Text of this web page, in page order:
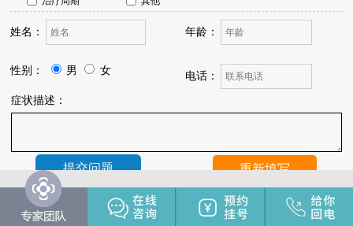
姓名： 年龄：
性别： 男 女
电话：
症状描述：
温馨提示：
我院将于24小时内与您联系，请保持手机畅通，注
意来电。